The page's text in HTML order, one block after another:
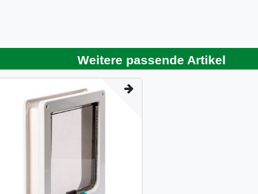
Weitere passende Artikel